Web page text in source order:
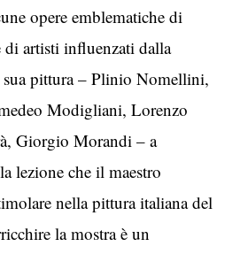
opere emblematiche di
artisti influenzati dalla
sua pittura – Plinio Nomellini,
Modigliani, Lorenzo
Giorgio Morandi – a
lezione che il maestro
nella pittura italiana del
la mostra è un